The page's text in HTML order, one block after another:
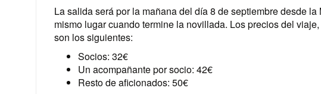
La salida será por la mañana del día 8 de septiembre desde
mismo lugar cuando termine la novillada. Los precios del
son los siguientes:
Socios: 32€
Un acompañante por socio: 42€
Resto de aficionados: 50€